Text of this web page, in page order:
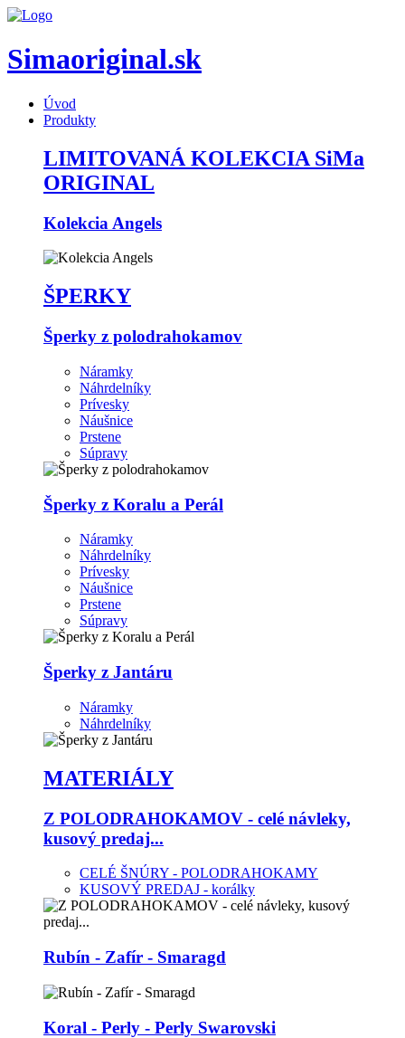
Simaoriginal.sk
Úvod
Produkty
LIMITOVANÁ KOLEKCIA SiMa
ORIGINAL
Kolekcia Angels
ŠPERKY
Šperky z polodrahokamov
Náramky
Náhrdelníky
Prívesky
Náušnice
Prstene
Súpravy
Šperky z Koralu a Perál
Náramky
Náhrdelníky
Prívesky
Náušnice
Prstene
Súpravy
Šperky z Jantáru
Náramky
Náhrdelníky
MATERIÁLY
Z POLODRAHOKAMOV - celé návleky,
kusový predaj...
CELÉ ŠNÚRY - POLODRAHOKAMY
KUSOVÝ PREDAJ - korálky
Rubín - Zafír - Smaragd
Koral - Perly - Perly Swarovski